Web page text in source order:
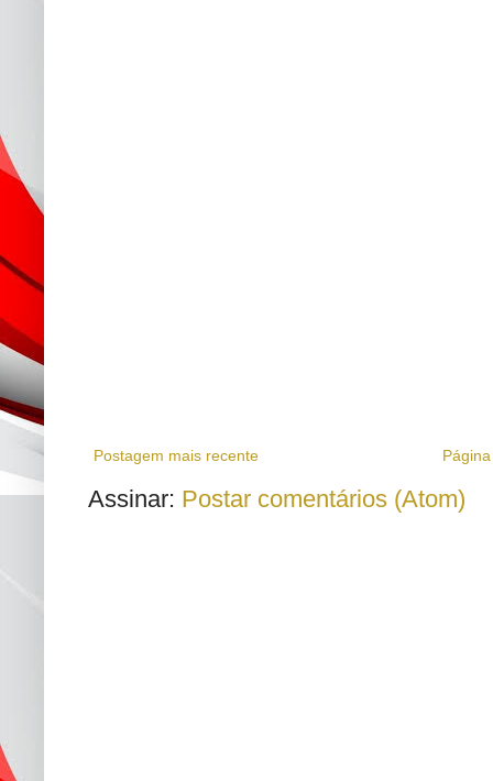
Postagem mais recente
Assinar: Postar comentários (Atom)